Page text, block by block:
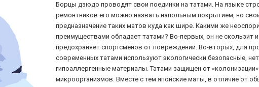
Борцы дзюдо проводят свои поединки на татами. На языке
ремонтников его можно назвать напольным покрытием, но
предназначение таких матов куда как шире. Какими же
преимуществами обладает татами? Во-первых, он не скользит
предохраняет спортсменов от повреждений. Во-вторых, для
современных татами используют экологически безопасные,
гипоаллергенные материалы. Татами защищен от
микроорганизмов. Вместе с тем японские маты, в отличие от